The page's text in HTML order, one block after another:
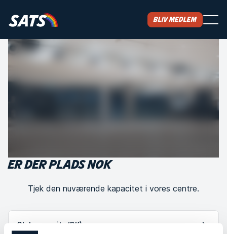
Bliv medlem
ER DER PLADS NOK
Tjek den nuværende kapacitet i vores centre.
Club capacity (DK)